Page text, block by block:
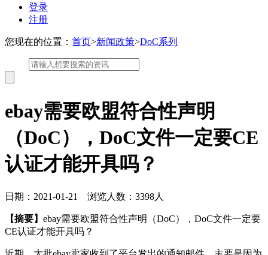
登录
注册
您现在的位置： 首页>新闻政策>DoC系列
ebay需要欧盟符合性声明
（DoC），DoC文件一定要CE
认证才能开具吗？
日期：2021-01-21 浏览人数：3398人
【摘要】 ebay需要欧盟符合性声明（DoC），DoC文件一定要
CE认证才能开具吗？